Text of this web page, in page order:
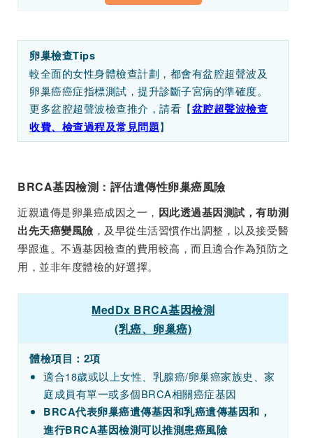
卵巢檢查Tips
較全面的女性身體檢查計劃，都會有盆腔超聲波及
卵巢癌癌症指標測試，提升診斷子宮病的準確度。
更多盆腔超聲波檢查推介， 請看【盆腔超聲波檢查
收費、檢查過程及常見問題】
BRCA基因檢測：評估遺傳性卵巢癌風險
近親遺傳是卵巢癌成因之一， 因此透過基因測試，有助測
出先天癌變風險 ，及早從生活習慣作出調整，以及接受醫
學跟進。不過基因檢查的費用較高，而且適合作為預防之
用，並非年度體檢的好選擇。
MedDx BRCA基因檢測
(乳癌、卵巢癌)
體檢項目：2項
適合18歲或以上女性、乳腺癌/卵巢癌家族史、家
庭成員有單一或多個BRCA相關癌症基因
BRCA代表卵巢癌遺傳基因和乳癌遺傳基因和，
進行BRCA基因檢測可以推測患癌風險